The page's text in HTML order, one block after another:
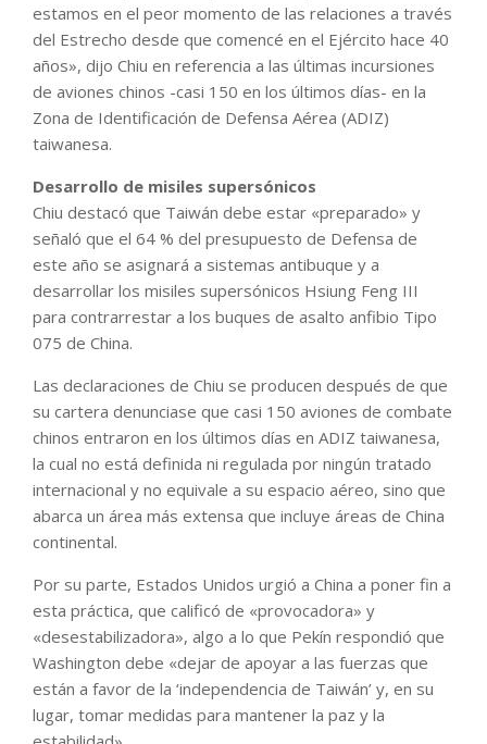
estamos en el peor momento de las relaciones a través
del Estrecho desde que comencé en el Ejército hace 40
años», dijo Chiu en referencia a las últimas incursiones
de aviones chinos -casi 150 en los últimos días- en la
Zona de Identificación de Defensa Aérea (ADIZ)
taiwanesa.
Desarrollo de misiles supersónicos
Chiu destacó que Taiwán debe estar «preparado» y
señaló que el 64 % del presupuesto de Defensa de
este año se asignará a sistemas antibuque y a
desarrollar los misiles supersónicos Hsiung Feng III
para contrarrestar a los buques de asalto anfibio Tipo
075 de China.
Las declaraciones de Chiu se producen después de que
su cartera denunciase que casi 150 aviones de combate
chinos entraron en los últimos días en ADIZ taiwanesa,
la cual no está definida ni regulada por ningún tratado
internacional y no equivale a su espacio aéreo, sino que
abarca un área más extensa que incluye áreas de China
continental.
Por su parte, Estados Unidos urgió a China a poner fin a
esta práctica, que calificó de «provocadora» y
«desestabilizadora», algo a lo que Pekín respondió que
Washington debe «dejar de apoyar a las fuerzas que
están a favor de la ‘independencia de Taiwán’ y, en su
lugar, tomar medidas para mantener la paz y la